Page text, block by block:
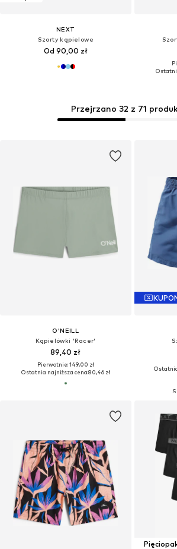
NEXT
Szorty kąpielowe
Od 90,00 zł
Przejrzano 32 z 71
O'NEILL
Kąpielówki 'Racer'
89,40 zł
Pierwotnie: 149,00 zł
Ostatnia najniższa cena:80,46 zł